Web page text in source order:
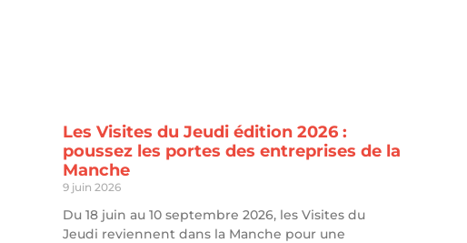
Les Visites du Jeudi édition 2026 :
poussez les portes des entreprises de la
Manche
9 juin 2026
Du 18 juin au 10 septembre 2026, les Visites du
Jeudi reviennent dans la Manche pour une